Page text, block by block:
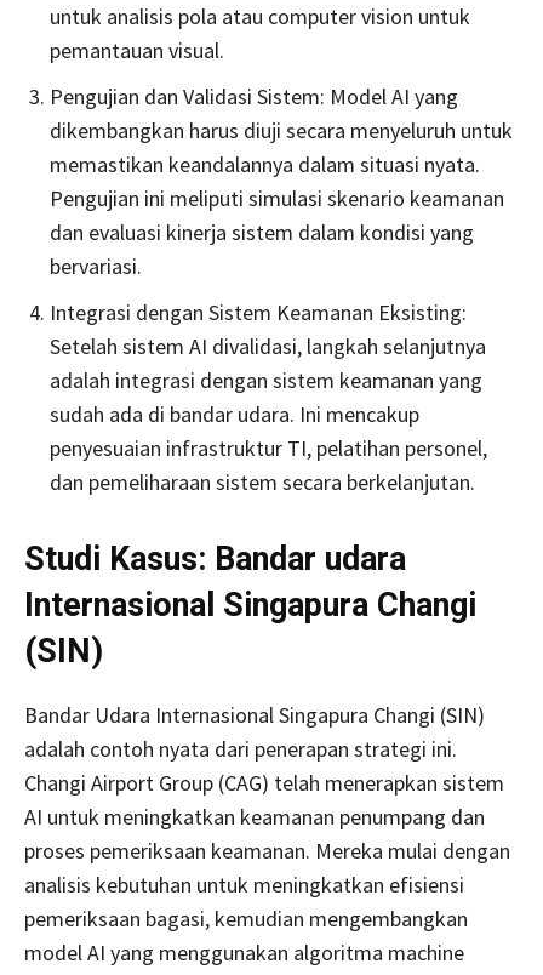
untuk analisis pola atau computer vision untuk
pemantauan visual.
Pengujian dan Validasi Sistem: Model AI yang
dikembangkan harus diuji secara menyeluruh untuk
memastikan keandalannya dalam situasi nyata.
Pengujian ini meliputi simulasi skenario keamanan
dan evaluasi kinerja sistem dalam kondisi yang
bervariasi.
Integrasi dengan Sistem Keamanan Eksisting:
Setelah sistem AI divalidasi, langkah selanjutnya
adalah integrasi dengan sistem keamanan yang
sudah ada di bandar udara. Ini mencakup
penyesuaian infrastruktur TI, pelatihan personel,
dan pemeliharaan sistem secara berkelanjutan.
Studi Kasus: Bandar udara
Internasional Singapura Changi
(SIN)
Bandar Udara Internasional Singapura Changi (SIN)
adalah contoh nyata dari penerapan strategi ini.
Changi Airport Group (CAG) telah menerapkan sistem
AI untuk meningkatkan keamanan penumpang dan
proses pemeriksaan keamanan. Mereka mulai dengan
analisis kebutuhan untuk meningkatkan efisiensi
pemeriksaan bagasi, kemudian mengembangkan
model AI yang menggunakan algoritma machine